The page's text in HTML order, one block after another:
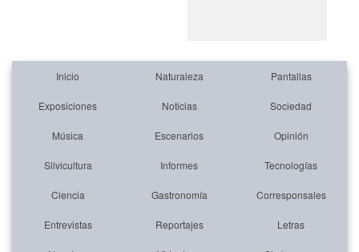
Inicio Naturaleza Pantallas
Exposiciones Noticias Sociedad
Música Escenarios Opinión
Silvicultura Informes Tecnologías
Ciencia Gastronomía Corresponsales
Entrevistas Reportajes Letras